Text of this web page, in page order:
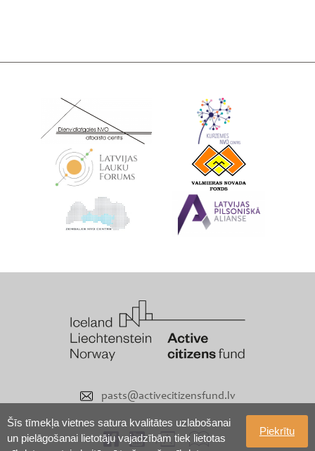
Šīs tīmekļa vietnes satura kvalitātes uzlabošanai
un pielāgošanai lietotāju vajadzībām tiek lietotas
Piekrītu
pasts@activecitizensfund.lv